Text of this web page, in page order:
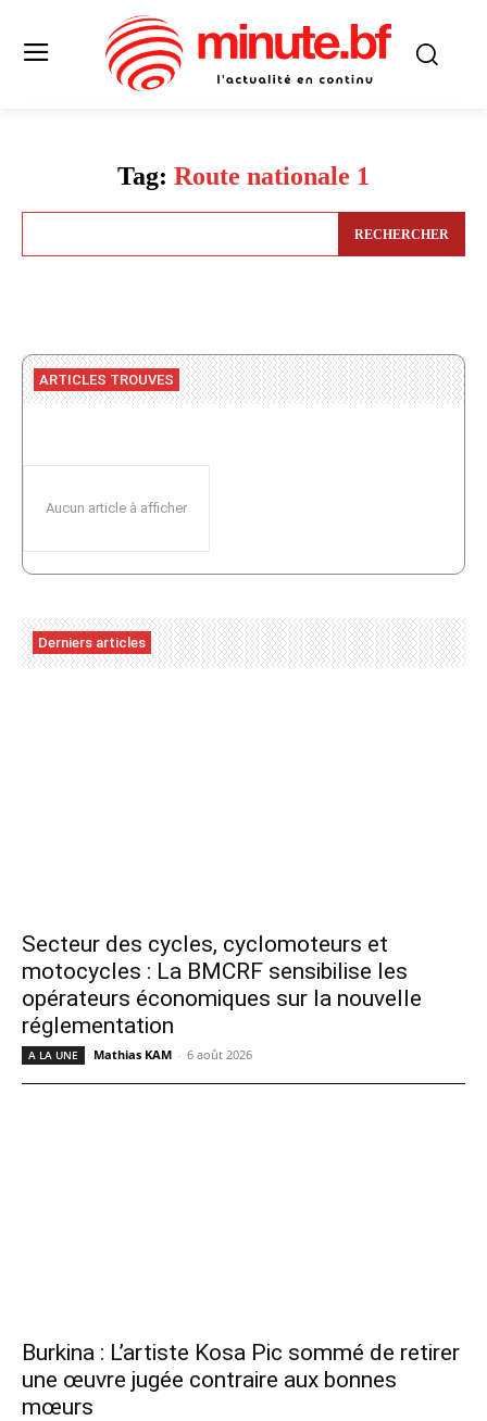
Tag: Route nationale 1
RECHERCHER
ARTICLES TROUVES
Aucun article à afficher
Derniers articles
Secteur des cycles, cyclomoteurs et
motocycles : La BMCRF sensibilise les
opérateurs économiques sur la nouvelle
réglementation
A LA UNE Mathias KAM - 6 août 2026
Burkina : L’artiste Kosa Pic sommé de retirer
une œuvre jugée contraire aux bonnes
mœurs